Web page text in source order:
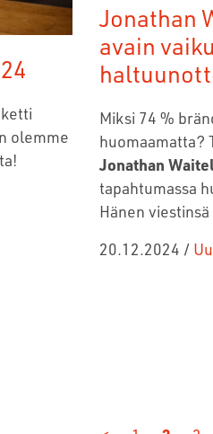
olemme
Jonathan
avain
Miksi 74 %
huomaamatta?
Jonathan
tapahtumassa
Hänen
20.12.2024 /